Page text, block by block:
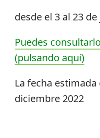
desde el 3 al 23
Puedes
(pulsando aquí)
La fecha
diciembre 2022